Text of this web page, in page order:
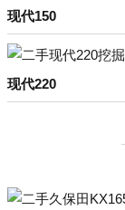
现代150
现代220